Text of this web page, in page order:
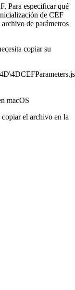
Para especificar qué
de CEF
de parámetros
copiar su
macOS
copiar el archivo en la